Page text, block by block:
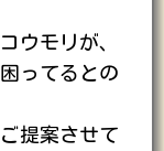
ウモリが、
ってるとの
提案させて